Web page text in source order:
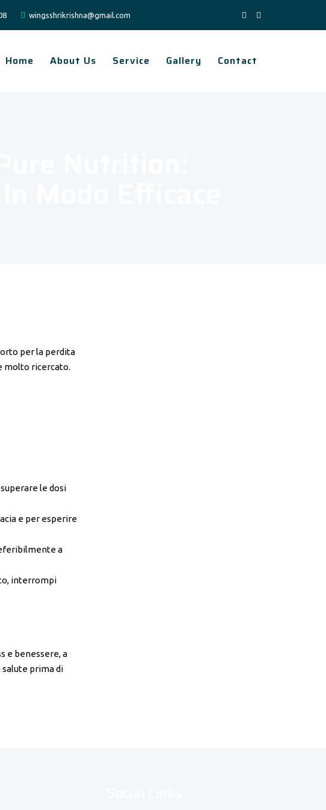
wingsshrikrishna@gmail.com
Home About Us Service Gallery Contact
per la perdita
molto ricercato.
le dosi
e per esperire
a
interrompi
e benessere, a
salute prima di